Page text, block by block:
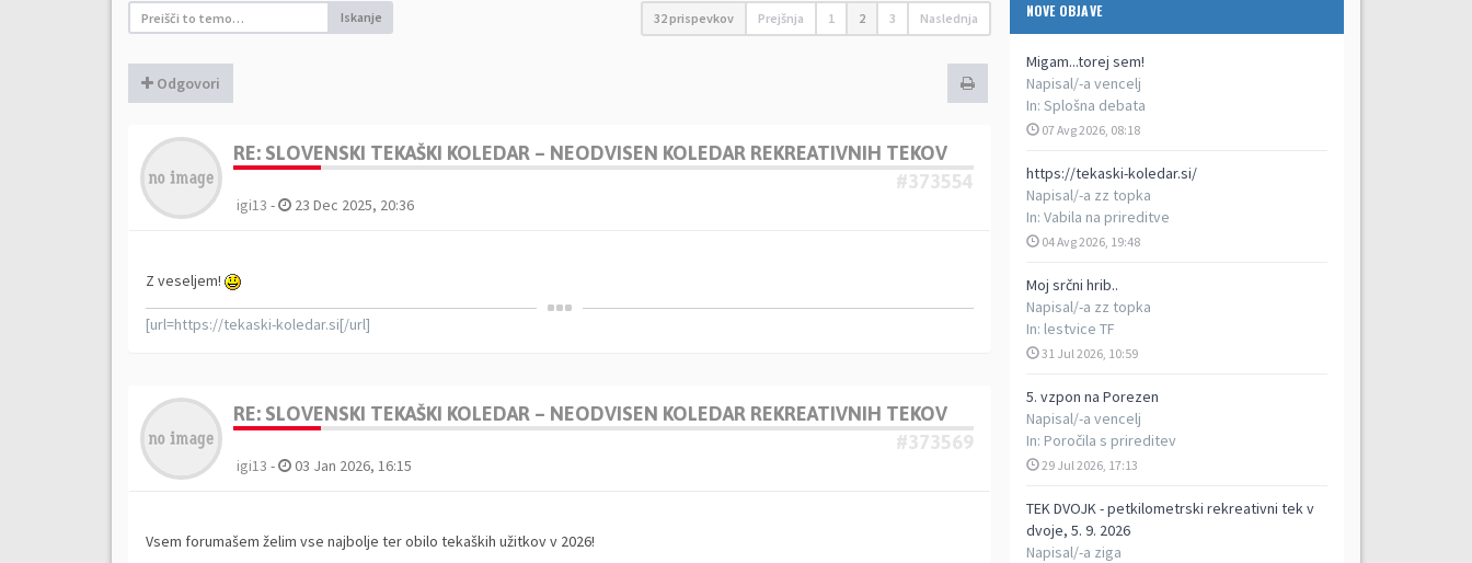
NOVE OBJAVE
Migam...torej sem!
Napisal/-a vencelj
In: Splošna debata
07 Avg 2026, 08:18
https://tekaski-koledar.si/
Napisal/-a zz topka
In: Vabila na prireditve
04 Avg 2026, 19:48
Moj srčni hrib..
Napisal/-a zz topka
In: lestvice TF
31 Jul 2026, 10:59
5. vzpon na Porezen
Napisal/-a vencelj
In: Poročila s prireditev
29 Jul 2026, 17:13
TEK DVOJK - petkilometrski rekreativni tek v
dvoje, 5. 9. 2026
Napisal/-a ziga
Iskanje 32 prispevkov Prejšnja 1 2 3 Naslednja
Odgovori
RE: SLOVENSKI TEKAŠKI KOLEDAR – NEODVISEN KOLEDAR REKREATIVNIH TEKOV
#373554
igi13 - 23 Dec 2025, 20:36
Z veseljem!
[url=https://tekaski-koledar.si[/url]
RE: SLOVENSKI TEKAŠKI KOLEDAR – NEODVISEN KOLEDAR REKREATIVNIH TEKOV
#373569
igi13 - 03 Jan 2026, 16:15
Vsem forumašem želim vse najbolje ter obilo tekaških užitkov v 2026!